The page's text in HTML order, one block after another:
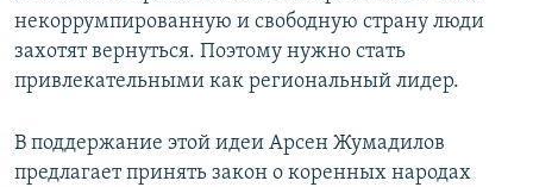
некоррумпированную и свободную страну люди
захотят вернуться. Поэтому нужно стать
привлекательными как региональный лидер.
В поддержание этой идеи Арсен Жумадилов
предлагает принять закон о коренных народах